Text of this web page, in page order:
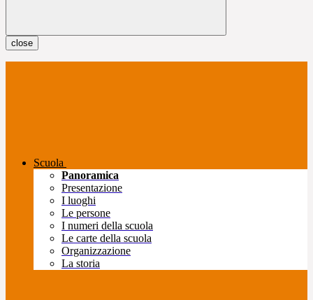
close
Scuola
Panoramica
Presentazione
I luoghi
Le persone
I numeri della scuola
Le carte della scuola
Organizzazione
La storia